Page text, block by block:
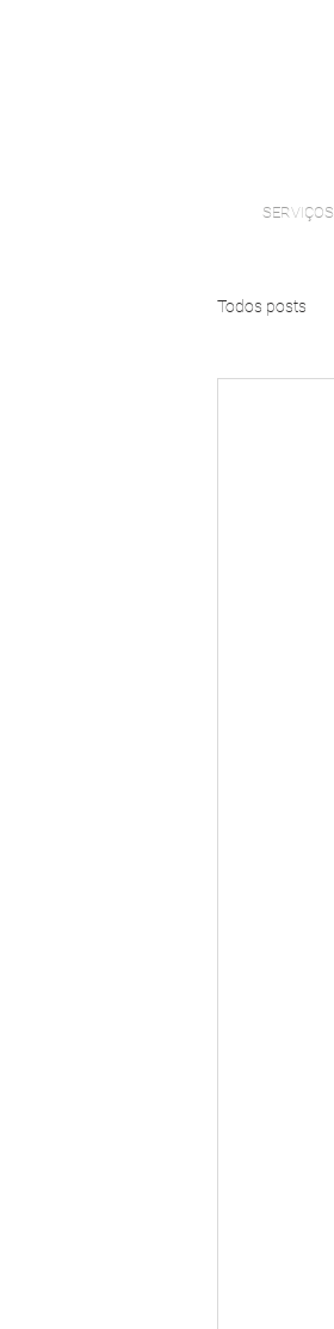
SERVIÇOS
Todos posts